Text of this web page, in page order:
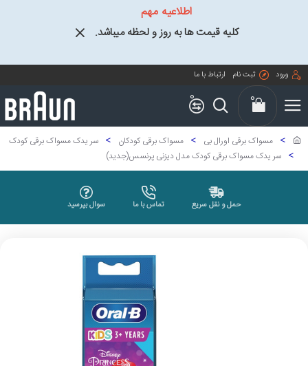
اطلاعیه مهم
کلیه قیمت ها به روز و لحظه میباشد.
ورود ثبت نام ارتباط با ما
0 0
مسواک برقی اورال بی مسواک برقی کودکان
سر یدک مسواک برقی کودک
سر یدک مسواک برقی کودک مدل دیزنی پرنسس(جدید)
حمل و نقل سریع تماس با ما سوال بپرسید